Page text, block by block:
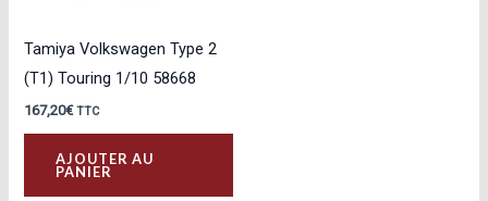
Tamiya Volkswagen Type 2
(T1) Touring 1/10 58668
167,20€ TTC
AJOUTER AU
PANIER